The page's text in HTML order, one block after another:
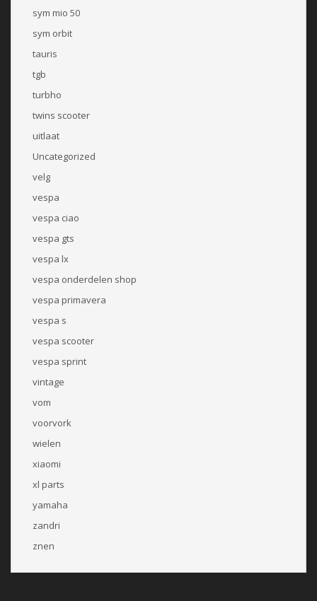
sym mio 50
sym orbit
tauris
tgb
turbho
twins scooter
uitlaat
Uncategorized
velg
vespa
vespa ciao
vespa gts
vespa lx
vespa onderdelen shop
vespa primavera
vespa s
vespa scooter
vespa sprint
vintage
vom
voorvork
wielen
xiaomi
xl parts
yamaha
zandri
znen